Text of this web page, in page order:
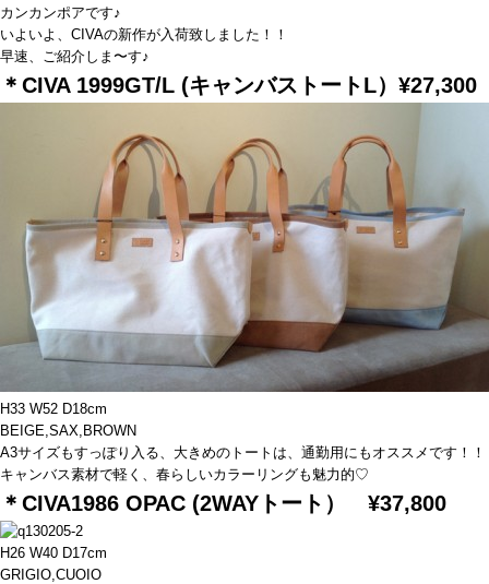
カンカンポアです♪
いよいよ、CIVAの新作が入荷致しました！！
早速、ご紹介しま〜す♪
＊CIVA 1999GT/L (キャンバストートL）¥27,300
H33 W52 D18cm
BEIGE,SAX,BROWN
A3サイズもすっぽり入る、大きめのトートは、通勤用にもオススメです！！
キャンバス素材で軽く、春らしいカラーリングも魅力的♡
＊CIVA1986 OPAC (2WAYトート） ¥37,800
H26 W40 D17cm
GRIGIO,CUOIO